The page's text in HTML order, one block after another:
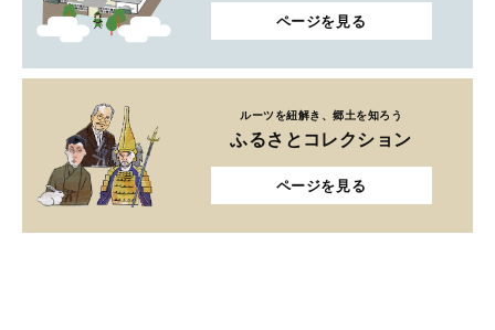
ページを見る
ルーツを紐解き、郷土を知ろう
ふるさとコレクション
ページを見る